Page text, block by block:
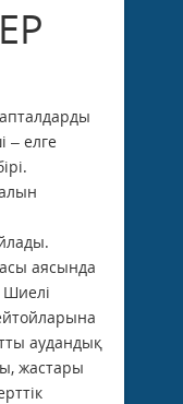
– елге
аясында
аудандық
жастары